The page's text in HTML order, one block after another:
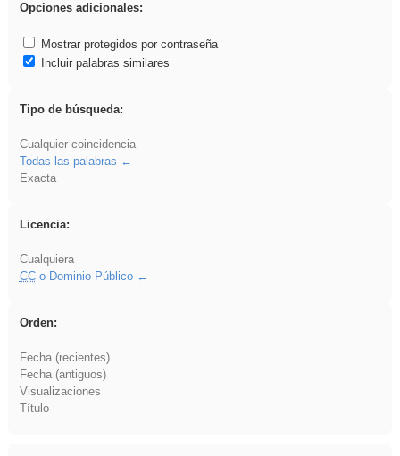
Opciones adicionales:
Mostrar protegidos por contraseña
Incluir palabras similares
Tipo de búsqueda:
Cualquier coincidencia
Todas las palabras
Exacta
Licencia:
Cualquiera
CCo Dominio Público
Orden:
Fecha (recientes)
Fecha (antiguos)
Visualizaciones
Título